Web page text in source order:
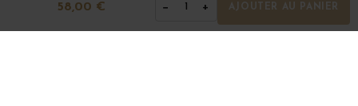
58,00 € − 1 + AJOUTER AU PANIER